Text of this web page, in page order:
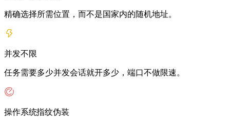
精确选择所需位置，而不是国家内的随机地址。
并发不限
任务需要多少并发会话就开多少，端口不做限速。
操作系统指纹伪装